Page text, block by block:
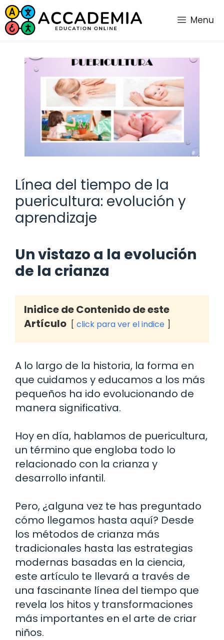
Saltar
al
contenido
Menu
Línea del tiempo de la
puericultura: evolución y
aprendizaje
Un vistazo a la evolución
de la crianza
Inidice de Contenido de este
Artículo
click para ver el indice
A lo largo de la historia, la forma en
que cuidamos y educamos a los más
pequeños ha ido evolucionando de
manera significativa.
Hoy en día, hablamos de puericultura,
un término que engloba todo lo
relacionado con la crianza y
desarrollo infantil.
Pero, ¿alguna vez te has preguntado
cómo llegamos hasta aquí? Desde
los métodos de crianza más
tradicionales hasta las estrategias
modernas basadas en la ciencia,
este artículo te llevará a través de
una fascinante línea del tiempo que
revela los hitos y transformaciones
más importantes en el arte de criar
niños.